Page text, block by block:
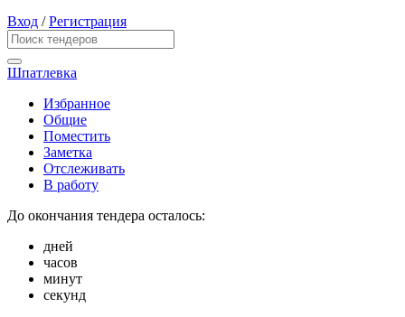
Вход /Регистрация
Шпатлевка
Избранное
Общие
Поместить
Заметка
Отслеживать
В работу
До окончания тендера осталось:
дней
часов
минут
секунд